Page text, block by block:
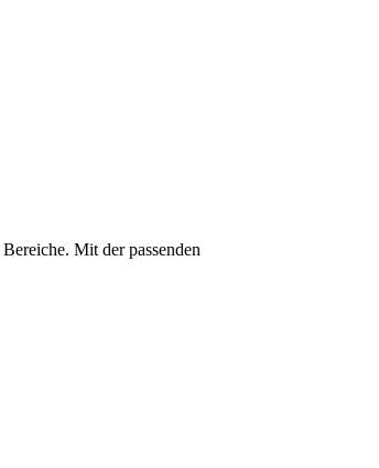
Mit der passenden